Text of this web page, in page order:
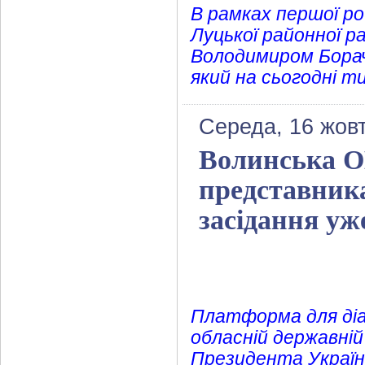
В рамках першої
Луцької районної
Володимиром
який на сьогодні
Середа, 16
Волинська
засідання
Платформа для
обласній
Президента